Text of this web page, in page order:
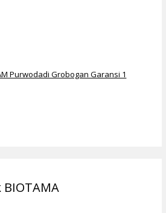
Purwodadi Grobogan Garansi 1